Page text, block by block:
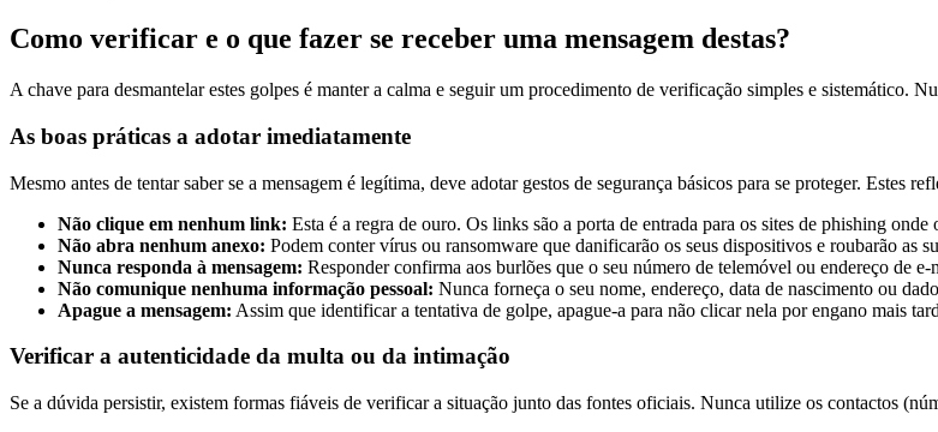
Como verificar e o que fazer se receber uma mensagem destas?
A chave para desmantelar estes golpes é manter a calma e seguir um procedimento de verificação simples e sistemático.
As boas práticas a adotar imediatamente
Mesmo antes de tentar saber se a mensagem é legítima, deve adotar gestos de segurança básicos para se proteger. Estes
Não clique em nenhum link: Esta é a regra de ouro. Os links são a porta de entrada para os sites de phishing onde
Não abra nenhum anexo: Podem conter vírus ou ransomware que danificarão os seus dispositivos e roubarão as
Nunca responda à mensagem: Responder confirma aos burlões que o seu número de telemóvel ou endereço de
Não comunique nenhuma informação pessoal: Nunca forneça o seu nome, endereço, data de nascimento ou
Apague a mensagem: Assim que identificar a tentativa de golpe, apague-a para não clicar nela por engano mais
Verificar a autenticidade da multa ou da intimação
Se a dúvida persistir, existem formas fiáveis de verificar a situação junto das fontes oficiais. Nunca utilize os contactos